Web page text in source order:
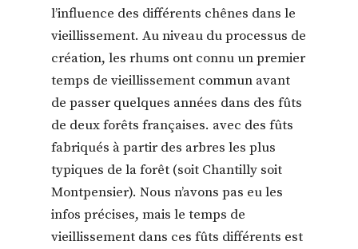
l’influence des différents chênes dans le
vieillissement. Au niveau du processus de
création, les rhums ont connu un premier
temps de vieillissement commun avant
de passer quelques années dans des fûts
de deux forêts françaises. avec des fûts
fabriqués à partir des arbres les plus
typiques de la forêt (soit Chantilly soit
Montpensier). Nous n’avons pas eu les
infos précises, mais le temps de
vieillissement dans ces fûts différents est